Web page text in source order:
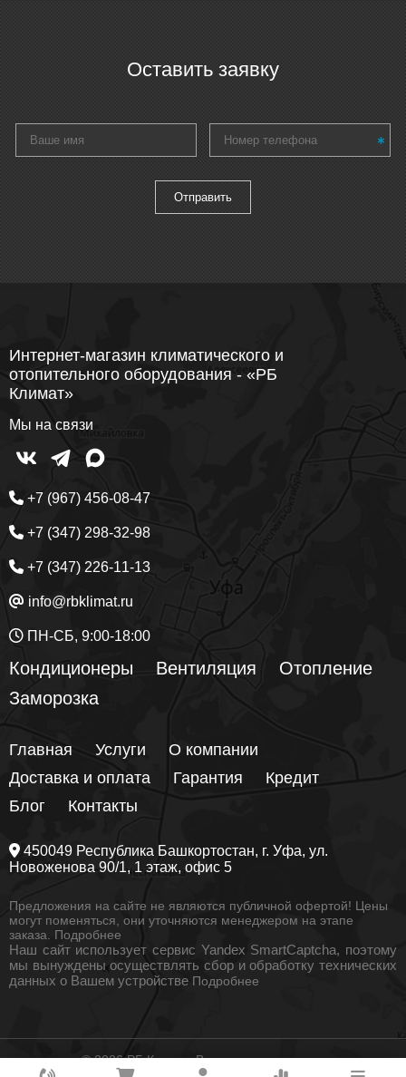
Оставить заявку
Интернет-магазин климатического и
отопительного оборудования - «РБ
Климат»
Мы на связи
+7 (967) 456-08-47
+7 (347) 298-32-98
+7 (347) 226-11-13
info@rbklimat.ru
ПН-СБ, 9:00-18:00
Кондиционеры Вентиляция
Отопление
Заморозка
Главная Услуги
О компании
Доставка и оплата
Гарантия
Кредит
Блог
Контакты
450049 Республика Башкортостан, г. Уфа, ул.
Новоженова 90/1, 1 этаж, офис 5
Предложения на сайте не являются публичной офертой! Цены
могут поменяться, они уточняются менеджером на этапе
заказа. Подробнее
Наш сайт использует сервис Yandex SmartCaptcha, поэтому
мы вынуждены осуществлять сбор и обработку технических
данных о Вашем устройстве Подробнее
© 2026 РБ Климат. Все права защищены
Как вам удобнее с нами связаться?